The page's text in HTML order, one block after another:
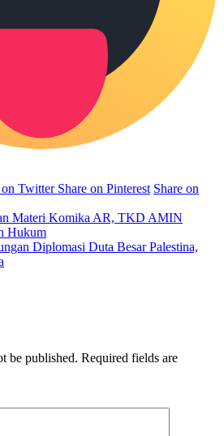
on Twitter Share on Pinterest Share on
Materi Komika AR, TKD AMIN
Hukum
Diplomasi Duta Besar Palestina,
be published. Required fields are